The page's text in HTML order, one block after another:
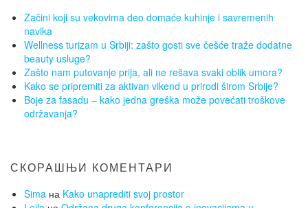
Začini koji su vekovima deo domaće kuhinje i savremenih
navika
Wellness turizam u Srbiji: zašto gosti sve češće traže dodatne
beauty usluge?
Zašto nam putovanje prija, ali ne rešava svaki oblik umora?
Kako se pripremiti za aktivan vikend u prirodi širom Srbije?
Boje za fasadu – kako jedna greška može povećati troškove
održavanja?
СКОРАШЊИ КОМЕНТАРИ
Sima на Kako unaprediti svoj prostor